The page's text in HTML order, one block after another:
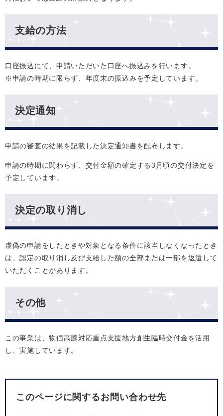
支給の方法
口座振込にて、申請いただいた口座へ振込みを行います。
※申請の時期に限らず、年度末の振込みを予定しています。
決定通知
申請の審査の結果を記載した決定通知書を配布します。
申請の時期に関わらず、交付金額の確定する3月頃の交付決定を
予定しています。
決定の取り消し
虚偽の申請をしたときや対象となる条件に該当しなくなったとき
は、認定の取り消し及び支給した額の全部または一部を返還して
いただくことがあります。
その他
この事業は、物価高騰対応重点支援地方創生臨時交付金を活用
し、実施しています。
このページに関するお問い合わせ先